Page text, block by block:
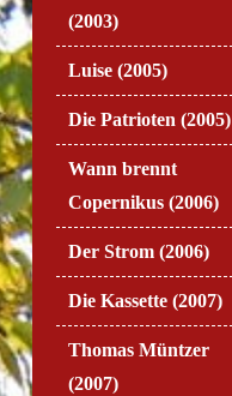
(2003)
Luise (2005)
Die Patrioten (2005)
Wann brennt
Copernikus (2006)
Der Strom (2006)
Die Kassette (2007)
Thomas Müntzer
(2007)